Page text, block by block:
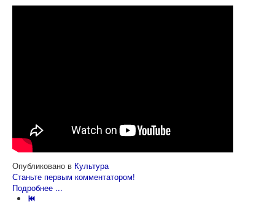
Опубликовано в Культура
Станьте первым комментатором!
Подробнее ...